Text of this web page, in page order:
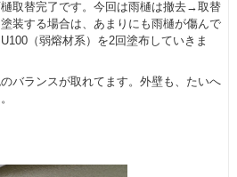
取替完了です。今回は雨樋は撤去→取替
装する場合は、あまりにも雨樋が傷んで
（弱熔材系）を2回塗布していきま
バランスが取れてます。外壁も、たいへ